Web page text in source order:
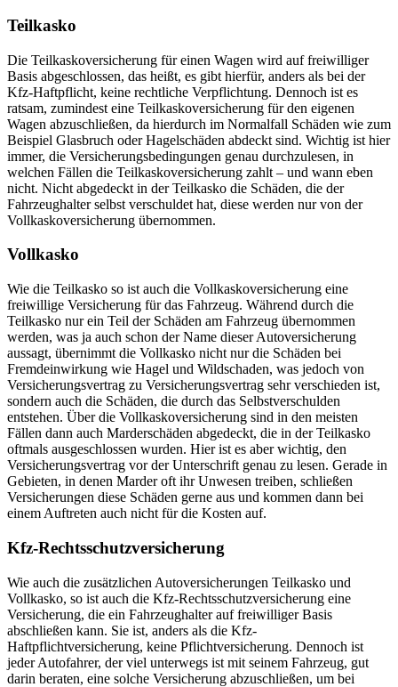
Teilkasko
Die Teilkaskoversicherung für einen Wagen wird auf freiwilliger
Basis abgeschlossen, das heißt, es gibt hierfür, anders als bei der
Kfz-Haftpflicht, keine rechtliche Verpflichtung. Dennoch ist es
ratsam, zumindest eine Teilkaskoversicherung für den eigenen
Wagen abzuschließen, da hierdurch im Normalfall Schäden wie zum
Beispiel Glasbruch oder Hagelschäden abdeckt sind. Wichtig ist hier
immer, die Versicherungsbedingungen genau durchzulesen, in
welchen Fällen die Teilkaskoversicherung zahlt – und wann eben
nicht. Nicht abgedeckt in der Teilkasko die Schäden, die der
Fahrzeughalter selbst verschuldet hat, diese werden nur von der
Vollkaskoversicherung übernommen.
Vollkasko
Wie die Teilkasko so ist auch die Vollkaskoversicherung eine
freiwillige Versicherung für das Fahrzeug. Während durch die
Teilkasko nur ein Teil der Schäden am Fahrzeug übernommen
werden, was ja auch schon der Name dieser Autoversicherung
aussagt, übernimmt die Vollkasko nicht nur die Schäden bei
Fremdeinwirkung wie Hagel und Wildschaden, was jedoch von
Versicherungsvertrag zu Versicherungsvertrag sehr verschieden ist,
sondern auch die Schäden, die durch das Selbstverschulden
entstehen. Über die Vollkaskoversicherung sind in den meisten
Fällen dann auch Marderschäden abgedeckt, die in der Teilkasko
oftmals ausgeschlossen wurden. Hier ist es aber wichtig, den
Versicherungsvertrag vor der Unterschrift genau zu lesen. Gerade in
Gebieten, in denen Marder oft ihr Unwesen treiben, schließen
Versicherungen diese Schäden gerne aus und kommen dann bei
einem Auftreten auch nicht für die Kosten auf.
Kfz-Rechtsschutzversicherung
Wie auch die zusätzlichen Autoversicherungen Teilkasko und
Vollkasko, so ist auch die Kfz-Rechtsschutzversicherung eine
Versicherung, die ein Fahrzeughalter auf freiwilliger Basis
abschließen kann. Sie ist, anders als die Kfz-
Haftpflichtversicherung, keine Pflichtversicherung. Dennoch ist
jeder Autofahrer, der viel unterwegs ist mit seinem Fahrzeug, gut
darin beraten, eine solche Versicherung abzuschließen, um bei